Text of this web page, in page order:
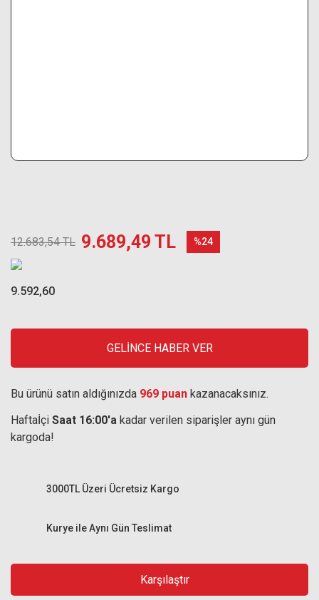
12.683,54 TL 9.689,49 TL %24
9.592,60
GELİNCE HABER VER
Bu ürünü satın aldığınızda 969 puan kazanacaksınız.
Haftaİçi Saat 16:00'a kadar verilen siparişler aynı gün
kargoda!
Kurye ile Aynı Gün Teslimat
3000TL Üzeri Ücretsiz Kargo
Karşılaştır